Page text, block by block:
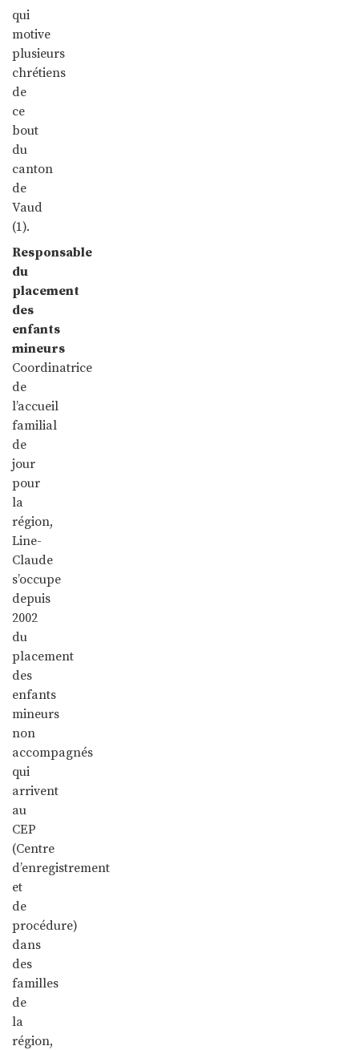
qui
motive
plusieurs
chrétiens
de
ce
bout
du
canton
de
Vaud
(1).
Responsable
du
placement
des
enfants
mineurs
Coordinatrice
de
l’accueil
familial
de
jour
pour
la
région,
Line-
Claude
s’occupe
depuis
2002
du
placement
des
enfants
mineurs
non
accompagnés
qui
arrivent
au
CEP
(Centre
d’enregistrement
et
de
procédure)
dans
des
familles
de
la
région,